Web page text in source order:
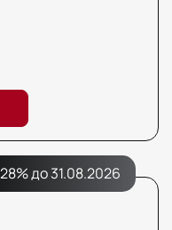
28% до 31.08.2026